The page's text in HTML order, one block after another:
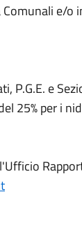
e/o
P.G.E. e
per i